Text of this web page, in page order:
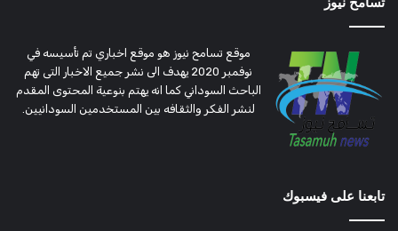
تسامح نيوز
موقع تسامح نيوز هو موقع اخباري تم تأسيسه في
نوفمبر 2020 يهدف الى نشر جميع الاخبار التى تهم
الباحث السوداني كما انه يهتم بنوعية المحتوى المقدم
لنشر الفكر والثقافه بين المستخدمين السودانيين.
تابعنا على فيسبوك